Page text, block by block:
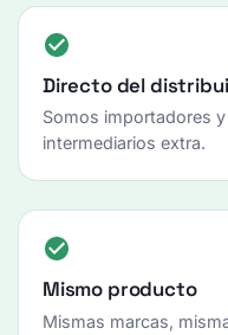
Directo del
Somos importadores
intermediarios extra.
Mismo producto
Mismas marcas,